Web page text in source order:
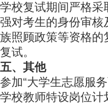
学校复试期间严格
强对考生的身份审
族照顾政策等资格
复试。
五、其他
参加“大学生志愿服
学校教师特设岗位计